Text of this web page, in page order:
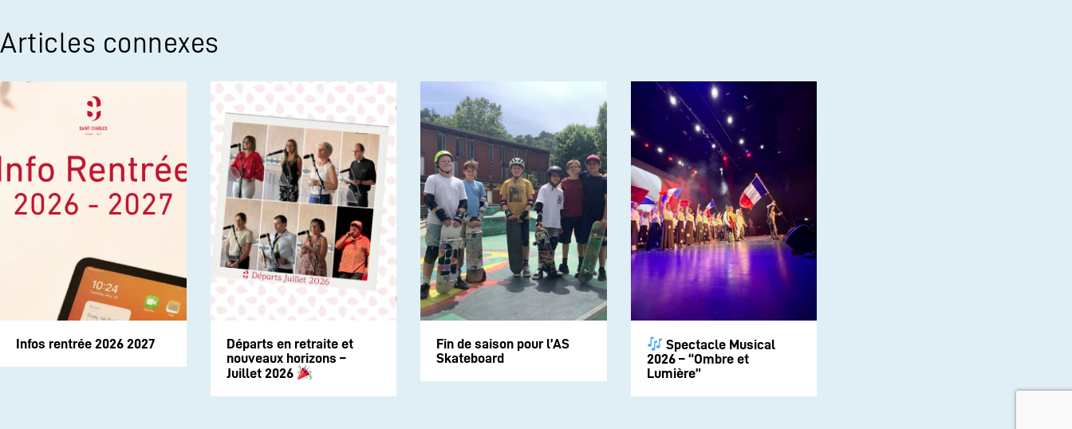
Articles connexes
Infos rentrée 2026 2027
Départs en retraite et
nouveaux horizons –
Juillet 2026
Fin de saison pour l’AS
Skateboard
Spectacle Musical
2026 – “Ombre et
Lumière”